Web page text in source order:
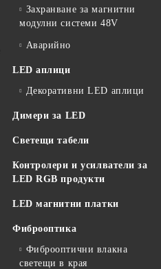
Захранване за магнитни
модулни системи 48V
Аварийно
LED аплици
Декоративни LED аплици
Димери за LED
Светещи табели
Контролери и усилватели за
LED RGB продукти
LED магнитни платки
Фиброоптика
Фиброоптични влакна
светещи в края